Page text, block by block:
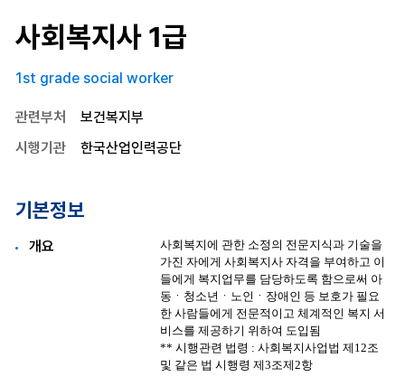
사회복지사 1급
1st grade social worker
관련부처
보건복지부
시행기관
한국산업인력공단
기본정보
개요